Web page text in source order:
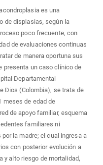
es una
de displasias, según la
poco frecuente, con
de evaluaciones continuas
de manera oportuna sus
presenta un caso clínico de
Departamental
Dios (Colombia), se trata de
meses de edad de
de apoyo familiar, esquema
familiares ni
la madre; el cual ingresa a
con posterior evolución a
y alto riesgo de mortalidad,